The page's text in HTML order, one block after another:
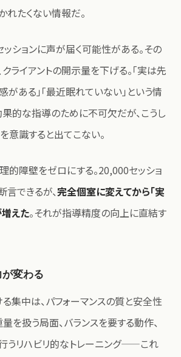
れたくない情報だ。
ションに声が届く可能性がある。その
ライアントの開示量を下げる。「実は先
ある」「最近眠れていない」という情
果的な指導のために不可欠だが、こうし
意識すると出てこない。
的障壁をゼロにする。20,000セッショ
できるが、完全個室に変えてから「実
えた。それが指導精度の向上に直結す
変わる
集中は、パフォーマンスの質と安全性
を扱う局面、バランスを要する動作、
うリハビリ的なトレーニング——これ